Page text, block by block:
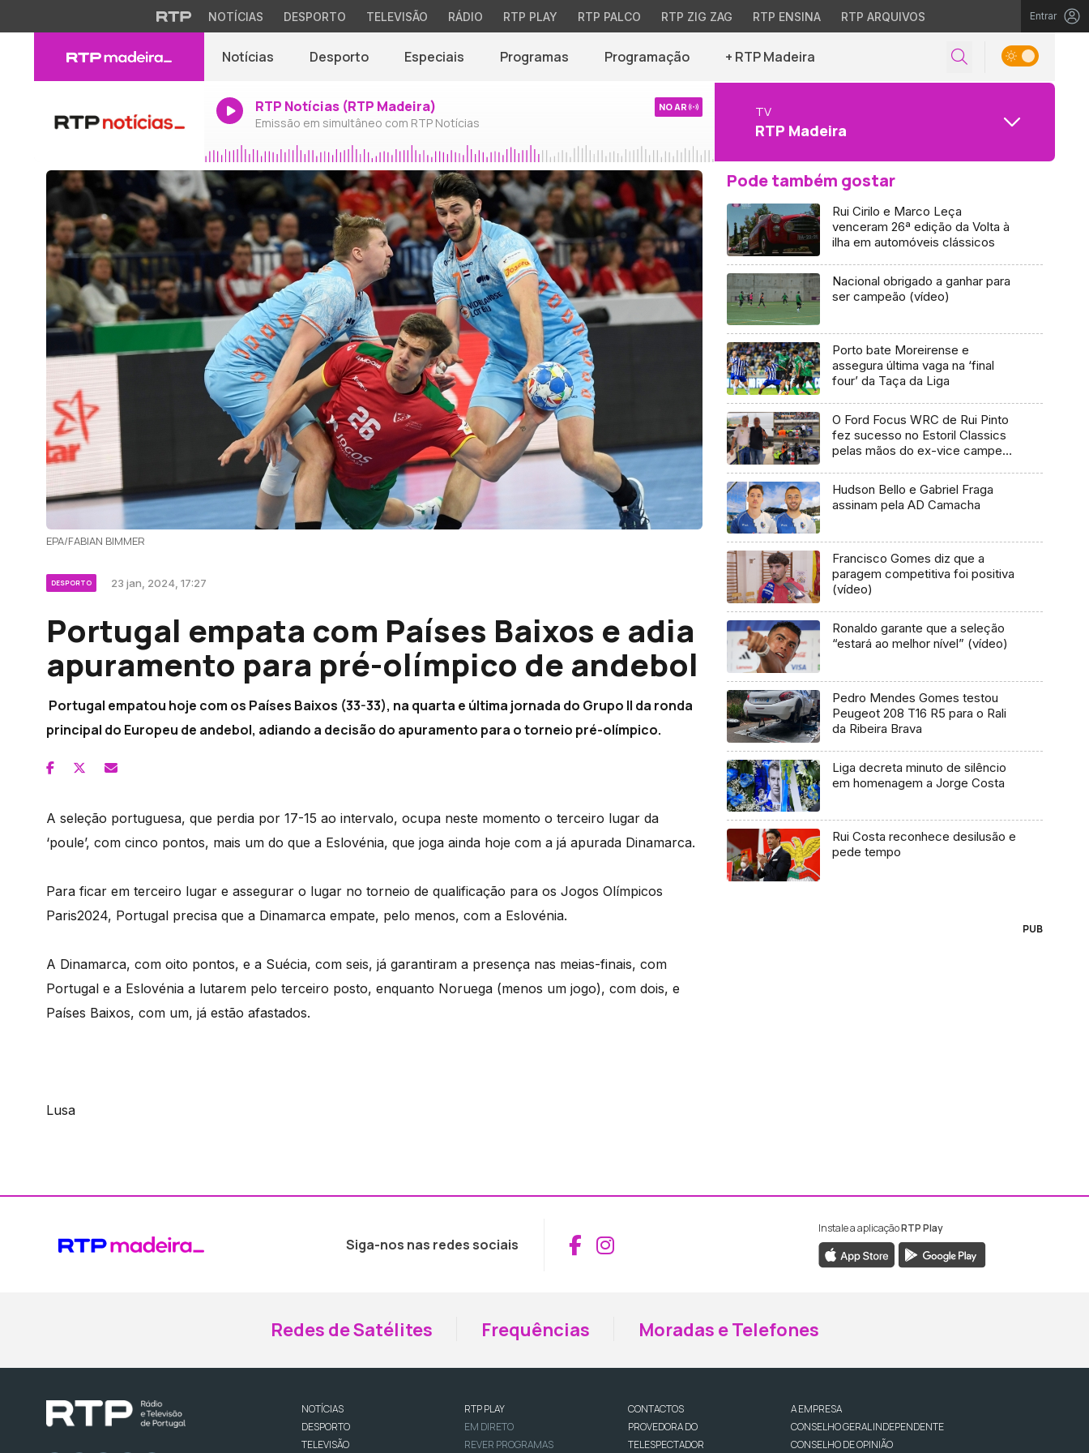
NOTÍCIAS DESPORTO TELEVISÃO RÁDIO RTP PLAY RTP PALCO RTP ZIG ZAG RTP ENSINA RTP ARQUIVOS Entrar
Notícias Desporto Especiais Programas Programação + RTP Madeira
RTP Notícias (RTP Madeira)
Emissão em simultâneo com RTP Notícias
NO AR TV
RTP Madeira
EPA/FABIAN BIMMER
DESPORTO 23 jan, 2024, 17:27
Portugal empata com Países Baixos e adia
apuramento para pré-olímpico de andebol
Portugal empatou hoje com os Países Baixos (33-33), na quarta e última jornada do Grupo II da ronda
principal do Europeu de andebol, adiando a decisão do apuramento para o torneio pré-olímpico.
A seleção portuguesa, que perdia por 17-15 ao intervalo, ocupa neste momento o terceiro lugar da
‘poule’, com cinco pontos, mais um do que a Eslovénia, que joga ainda hoje com a já apurada Dinamarca.
Para ficar em terceiro lugar e assegurar o lugar no torneio de qualificação para os Jogos Olímpicos
Paris2024, Portugal precisa que a Dinamarca empate, pelo menos, com a Eslovénia.
A Dinamarca, com oito pontos, e a Suécia, com seis, já garantiram a presença nas meias-finais, com
Portugal e a Eslovénia a lutarem pelo terceiro posto, enquanto Noruega (menos um jogo), com dois, e
Países Baixos, com um, já estão afastados.
Lusa
Pode também gostar
Rui Cirilo e Marco Leça
venceram 26ª edição da Volta à
ilha em automóveis clássicos
Nacional obrigado a ganhar para
ser campeão (vídeo)
Porto bate Moreirense e
assegura última vaga na ‘final
four’ da Taça da Liga
O Ford Focus WRC de Rui Pinto
fez sucesso no Estoril Classics
pelas mãos do ex-vice campeão
Hudson Bello e Gabriel Fraga
assinam pela AD Camacha
Francisco Gomes diz que a
paragem competitiva foi positiva
(vídeo)
Ronaldo garante que a seleção
“estará ao melhor nível” (vídeo)
Pedro Mendes Gomes testou
Peugeot 208 T16 R5 para o Rali
da Ribeira Brava
Liga decreta minuto de silêncio
em homenagem a Jorge Costa
Rui Costa reconhece desilusão e
pede tempo
PUB
Siga-nos nas redes sociais Aceder ao Facebook da RTP Madeira
Aceder ao Instagram da RTP Madeira
Instale a aplicaçãoRTP Play
Redes de Satélites Frequências Moradas e Telefones
NOTÍCIAS
DESPORTO
TELEVISÃO
RTP PLAY
EM DIRETO
REVER PROGRAMAS
CONTACTOS
PROVEDORA DO
TELESPECTADOR
A EMPRESA
CONSELHO GERAL INDEPENDENTE
CONSELHO DE OPINIÃO